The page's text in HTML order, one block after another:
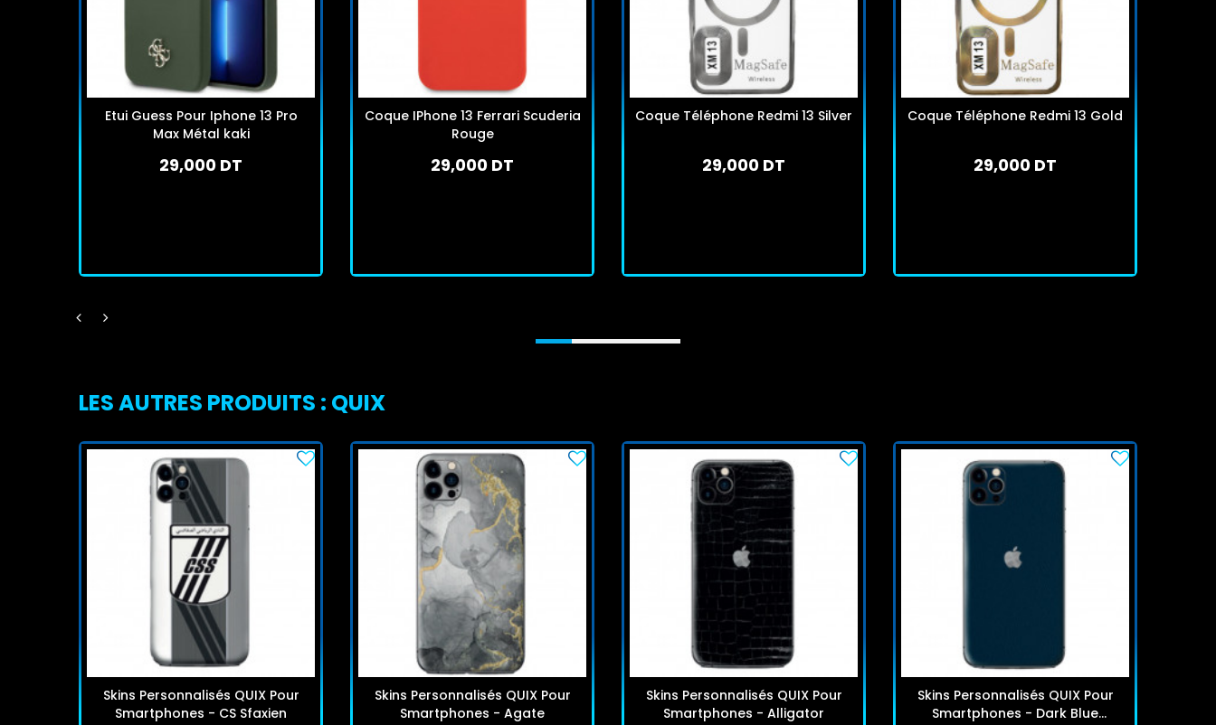
Etui Guess Pour Iphone 13 Pro
Max Métal kaki
29,000 DT
Coque IPhone 13 Ferrari Scuderia
Rouge
29,000 DT
Coque Téléphone Redmi 13 Silver
29,000 DT
Coque Téléphone Redmi 13 Gold
29,000 DT
LES AUTRES PRODUITS : QUIX
Skins Personnalisés QUIX Pour
Smartphones - CS Sfaxien
Skins Personnalisés QUIX Pour
Smartphones - Agate
Skins Personnalisés QUIX Pour
Smartphones - Alligator
Skins Personnalisés QUIX Pour
Smartphones - Dark Blue